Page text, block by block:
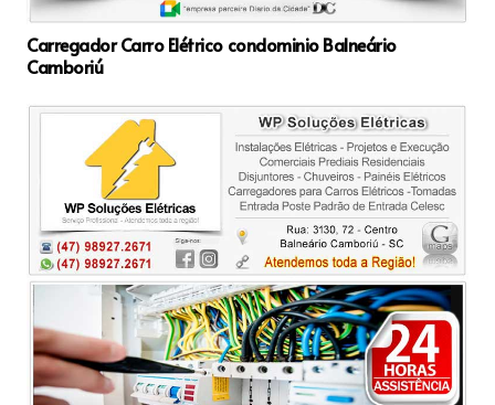
Carregador Carro Elétrico condominio Balneário
Camboriú